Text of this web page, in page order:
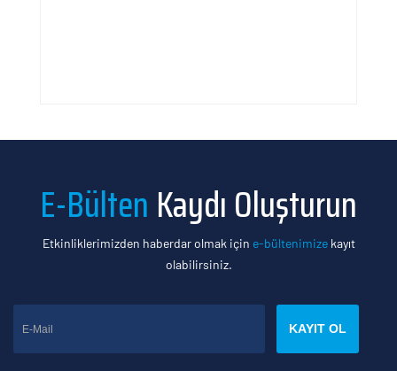
E-Bülten Kaydı Oluşturun
Etkinliklerimizden haberdar olmak için e-bültenimizekayıt
olabilirsiniz.
KAYIT OL